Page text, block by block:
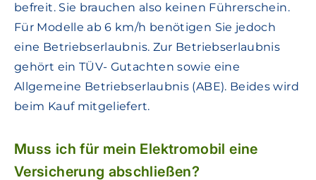
befreit. Sie brauchen also keinen Führerschein.
Für Modelle ab 6 km/h benötigen Sie jedoch
eine Betriebserlaubnis. Zur Betriebserlaubnis
gehört ein TÜV- Gutachten sowie eine
Allgemeine Betriebserlaubnis (ABE). Beides wird
beim Kauf mitgeliefert.
Muss ich für mein Elektromobil eine
Versicherung abschließen?